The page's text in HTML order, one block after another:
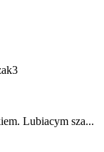
Lubiacym sza...